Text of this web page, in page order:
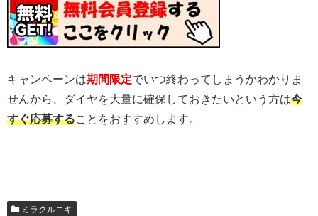
キャンペーンは期間限定でいつ終わってしまうかわかりま
せんから、ダイヤを大量に確保しておきたいという方は今
すぐ応募することをおすすめします。
ミラクルニキ